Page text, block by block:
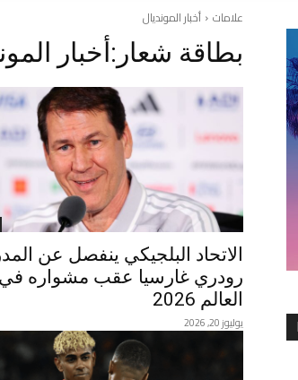
علامات أخبار المونديال
بطاقة شعار:أخبار
الاتحاد البلجيكي ينفصل عن
رودري غارسيا عقب مشواره
العالم 2026
يوليوز 20, 2026